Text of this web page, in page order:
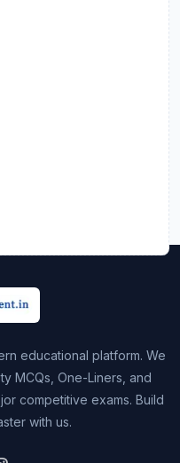
educational platform. We
MCQs, One-Liners, and
competitive exams. Build
with us.